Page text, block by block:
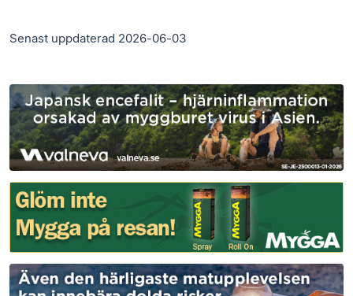
Senast uppdaterad 2026-06-03